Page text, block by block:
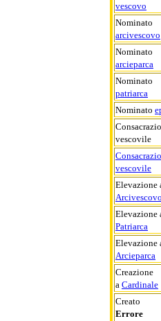
vescovo
Nominato
arcivescovo
Nominato
arcieparca
Nominato
patriarca
Nominato
vescovile
vescovile
Elevazione
Arcivescovo
Elevazione
Patriarca
Elevazione
Arcieparca
Creazione
a Cardinale
Creato
Errore